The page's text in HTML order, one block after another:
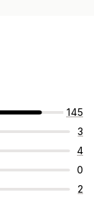
145
3
4
0
2